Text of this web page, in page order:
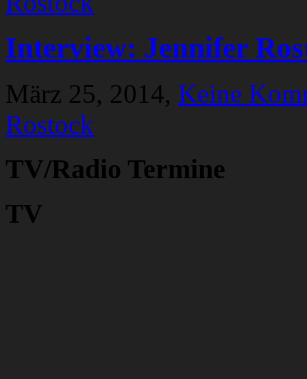
Interview: Jennifer
März 25, 2014, Keine
Rostock
TV/Radio Termine
TV